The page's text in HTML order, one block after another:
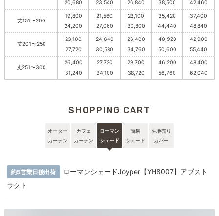
20,680
23,540 26,840 38,500 42,460
丈151〜200
19,800
24,200
21,560
27,060
23,100
30,800
35,420
44,440
37,400
48,840
丈201〜250
23,100
27,720
24,640
30,580
26,400
34,760
40,920
50,600
42,900
55,440
丈251〜300
26,400
31,240
27,720
34,100
29,700
38,720
46,200
56,760
48,400
62,040
SHOPPING CART
オーダー
カーテン
カフェ
カーテン
ローマン
シェード
簡易
シェード
生地売り
カバー
約5営業日後出荷
ローマンシェードJoyper【YH8007】アブスト
ラクト